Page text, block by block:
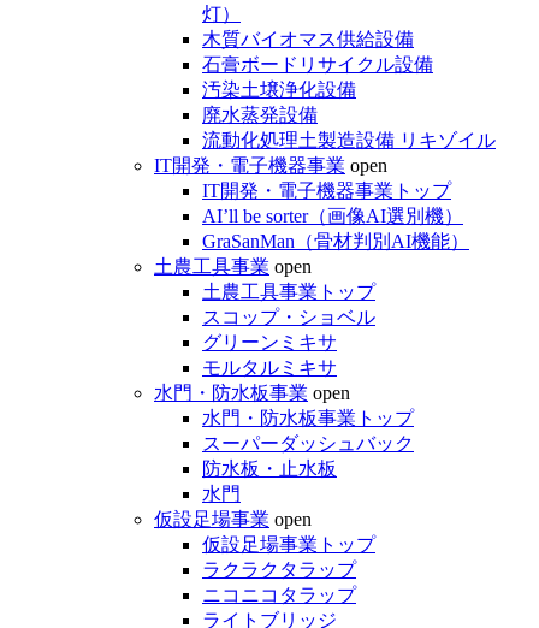
灯）
木質バイオマス供給設備
石膏ボードリサイクル設備
汚染土壌浄化設備
廃水蒸発設備
流動化処理土製造設備 リキゾイル
IT開発・電子機器事業 open
IT開発・電子機器事業トップ
AI’ll be sorter（画像AI選別機）
GraSanMan（骨材判別AI機能）
土農工具事業 open
土農工具事業トップ
スコップ・ショベル
グリーンミキサ
モルタルミキサ
水門・防水板事業 open
水門・防水板事業トップ
スーパーダッシュバック
防水板・止水板
水門
仮設足場事業 open
仮設足場事業トップ
ラクラクタラップ
ニコニコタラップ
ライトブリッジ